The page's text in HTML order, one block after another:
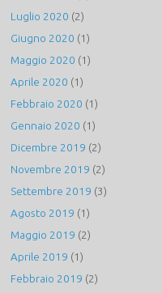
Luglio 2020 (2)
Giugno 2020 (1)
Maggio 2020 (1)
Aprile 2020 (1)
Febbraio 2020 (1)
Gennaio 2020 (1)
Dicembre 2019 (2)
Novembre 2019 (2)
Settembre 2019 (3)
Agosto 2019 (1)
Maggio 2019 (2)
Aprile 2019 (1)
Febbraio 2019 (2)